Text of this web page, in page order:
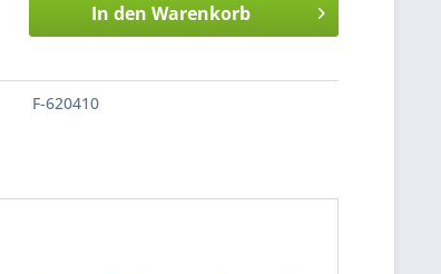
In den Warenkorb
F-620410